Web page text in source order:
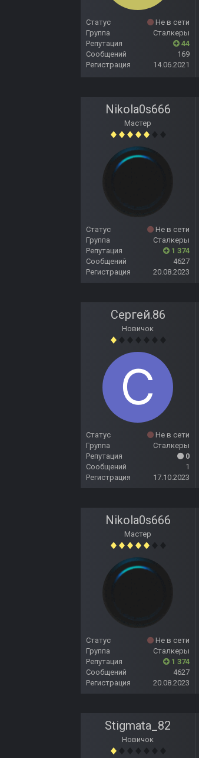
Статус
Не в сети
Группа
Сталкеры
Репутация
44
Сообщений
169
Регистрация
14.06.2021
Nikola0s666
Мастер
Статус
Не в сети
Группа
Сталкеры
Репутация
1 374
Сообщений
4627
Регистрация
20.08.2023
Сергей.86
Новичок
Статус
Не в сети
Группа
Сталкеры
Репутация
0
Сообщений
1
Регистрация
17.10.2023
Nikola0s666
Мастер
Статус
Не в сети
Группа
Сталкеры
Репутация
1 374
Сообщений
4627
Регистрация
20.08.2023
Stigmata_82
Новичок